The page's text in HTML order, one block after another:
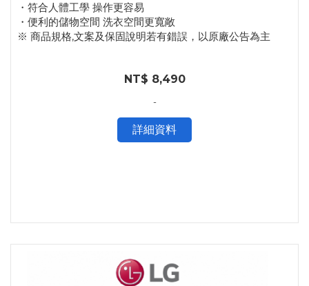
・符合人體工學 操作更容易
・便利的儲物空間 洗衣空間更寬敞
※ 商品規格,文案及保固說明若有錯誤，以原廠公告為主
NT$ 8,490
-
詳細資料